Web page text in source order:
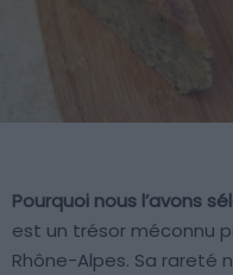
Pourquoi nous l’avons
est un trésor méconnu
Rhône-Alpes. Sa rareté